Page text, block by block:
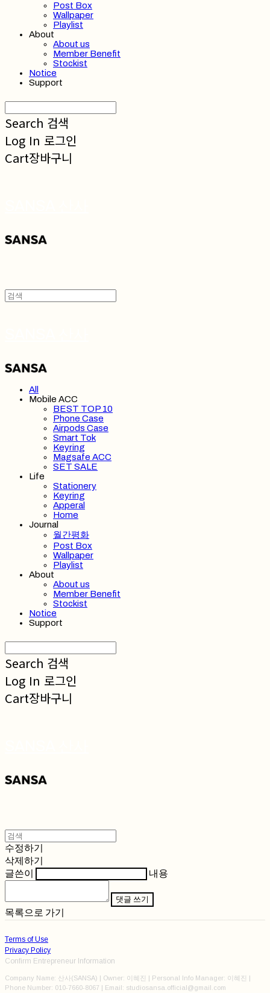
Post Box
Wallpaper
Playlist
About
About us
Member Benefit
Stockist
Notice
Support
Search 검색
Log In 로그인
Cart장바구니
All
Mobile ACC
BEST TOP 10
Phone Case
Airpods Case
Smart Tok
Keyring
Magsafe ACC
SET SALE
Life
Stationery
Keyring
Apperal
Home
Journal
월간평화
Post Box
Wallpaper
Playlist
About
About us
Member Benefit
Stockist
Notice
Support
Search 검색
Log In 로그인
Cart장바구니
수정하기
삭제하기
글쓴이
내용
댓글 쓰기
목록으로 가기
Terms of Use
Privacy Policy
Confirm Entrepreneur Information
Company Name: 산사(SANSA) | Owner: 이혜진 | Personal Info Manager: 이혜진 |
Phone Number: 010-7660-8067 | Email: studiosansa.official@gmail.com